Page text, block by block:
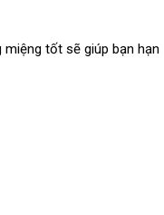
tốt sẽ giúp bạn hạn